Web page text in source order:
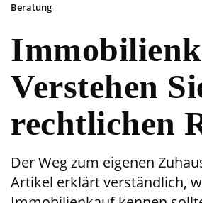
Verstehen
rechtlichen
Beratung
Der Weg zum eigenen
Artikel erklärt verständlich,